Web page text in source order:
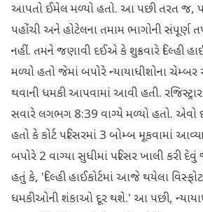
આપતો ઈમેલ મળ્યો હતો. આ પછી તરત જ,
પહોંચી અને હોટેલના તમામ ભાગોની સંપૂર્ણ
નહીં. તમને જણાવી દઈએ કે શુક્રવારે દિલ્હી
મળ્યો હતો જેમાં બપોરે ન્યાયાધીશોના ચેમ્બર
થવાની ધમકી આપવામાં આવી હતી.
સવારે લગભગ 8:39 વાગ્યે મળ્યો હતો. એવો
હતો કે કોર્ટ પરિસરમાં 3 બોમ્બ મૂકવામાં
બપોરે 2 વાગ્યા સુધીમાં પરિસર ખાલી કરી
હતું કે, 'દિલ્હી હાઈકોર્ટમાં આજે થયેલા
ધમકીઓની શંકાઓ દૂર થશે.' આ પછી,